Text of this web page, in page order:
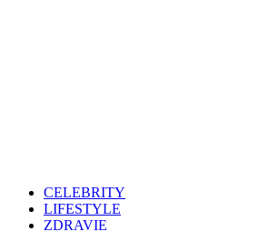
CELEBRITY
LIFESTYLE
ZDRAVIE